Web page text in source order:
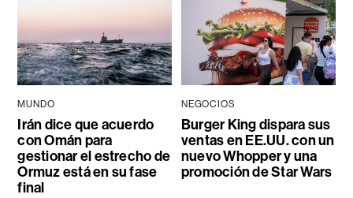
MUNDO
Irán dice que acuerdo
con Omán para
gestionar el estrecho de
Ormuz está en su fase
final
NEGOCIOS
Burger King dispara sus
ventas en EE.UU. con un
nuevo Whopper y una
promoción de Star Wars